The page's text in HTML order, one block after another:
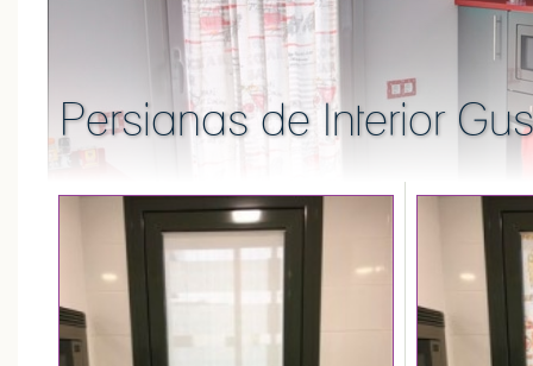
Persianas de Interior